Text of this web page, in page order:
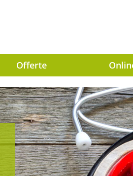
Offerte